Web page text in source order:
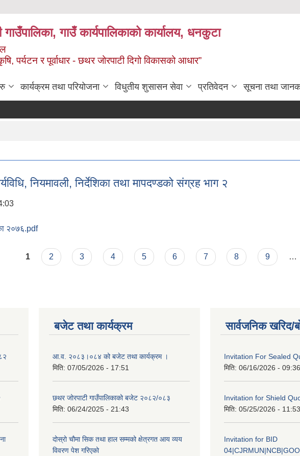
गाउँ कार्यपालिकाको कार्यालय, धनकुटा
पर्यटन र पूर्वाधार - छथर जोरपाटी दिगो विकासको आधार”
कार्यक्रम तथा परियोजना विधुतीय शुसासन सेवा प्रतिवेदन सूचना तथा
नियमावली, निर्देशिका तथा मापदण्डको संग्रह भाग २
२०७६.pdf
1 2 3 4 5 6 7 8 9 …
बजेट तथा कार्यक्रम
आ.व. २०८३।०८४ को बजेट तथा कार्यक्रम ।
मिति: 07/05/2026 - 17:51
छथर जोरपाटी गाउँपालिकाको बजेट २०८२/०८३
मिति: 06/24/2025 - 21:43
दोस्रो चौमा सिक तथा हाल सम्मको क्षेत्रगत आय व्यय
विवरण पेश गरिएको
सार्वजनिक खरिद/
Invitation For Sealed
मिति: 06/16/2026 - 09:36
Invitation for Shield
मिति: 05/25/2026 - 11:53
Invitation for BID